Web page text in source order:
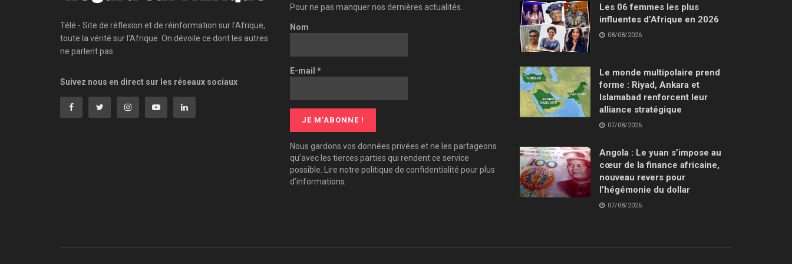
Télé - Site de réflexion et de réinformation sur l'Afrique,
toute la vérité sur l'Afrique. On dévoile ce dont les autres
ne parlent pas.
Suivez nous en direct sur les réseaux sociaux
Pour ne pas manquer nos dernières actualités.
Nom
E-mail *
Nous gardons vos données privées et ne les partageons
qu’avec les tierces parties qui rendent ce service
possible. Lire notre politique de confidentialité pour plus
d’informations.
Les 06 femmes les plus
influentes d’Afrique en 2026
08/08/2026
Le monde multipolaire prend
forme : Riyad, Ankara et
Islamabad renforcent leur
alliance stratégique
07/08/2026
Angola : Le yuan s’impose au
cœur de la finance africaine,
nouveau revers pour
l’hégémonie du dollar
07/08/2026